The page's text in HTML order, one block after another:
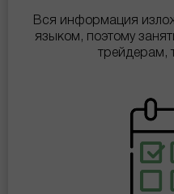
Вся информация
языком, поэтому
трейдерам,